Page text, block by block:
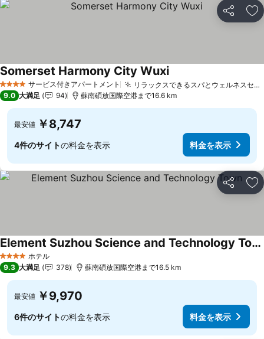
シェア お
4 ホテルのランクサービス付きアパートメント リラックスできるスパとウェルネスセンター
Somerset Harmony City Wuxi
9.0 大満足 94 蘇南碩放国際空港まで16.6 km
最安値 ￥8,747
4件のサイトの料金を表示 料金を表示
シェア お
4 ホテルのランク
ホテル
Element Suzhou Science and Technology Town
9.3 大満足 378 蘇南碩放国際空港まで16.5 km
最安値 ￥9,970
6件のサイトの料金を表示 料金を表示